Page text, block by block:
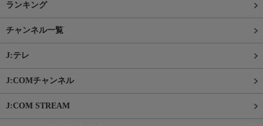
ランキング
チャンネル一覧
J:テレ
J:COMチャンネル
J:COM STREAM